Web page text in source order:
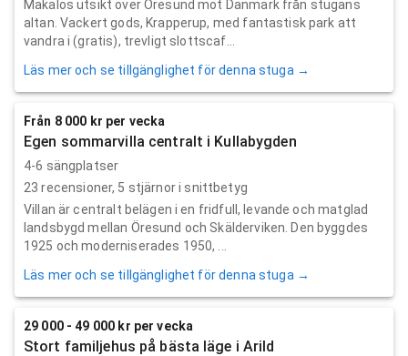
Makalös utsikt över Öresund mot Danmark från stugans
altan. Vackert gods, Krapperup, med fantastisk park att
vandra i (gratis), trevligt slottscaf...
Läs mer och se tillgänglighet för denna stuga →
Från 8 000 kr per vecka
Egen sommarvilla centralt i Kullabygden
4-6 sängplatser
23 recensioner, 5 stjärnor i snittbetyg
Villan är centralt belägen i en fridfull, levande och matglad
landsbygd mellan Öresund och Skälderviken. Den byggdes
1925 och moderniserades 1950, ...
Läs mer och se tillgänglighet för denna stuga →
29 000 - 49 000 kr per vecka
Stort familjehus på bästa läge i Arild